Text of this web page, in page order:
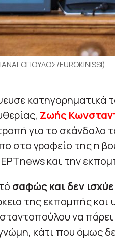
EUROKINISSI)
κατηγορηματικά
Ζωής
για το σκάνδαλο
στο γραφείο της η
και την
σαφώς και δεν
της εκπομπής
να
κάτι που όμως